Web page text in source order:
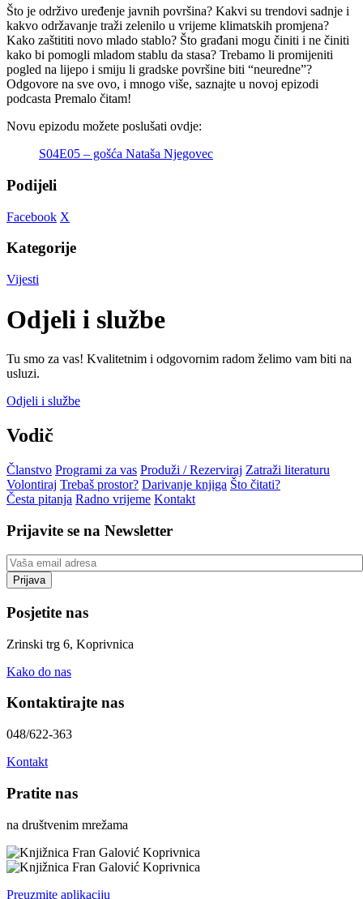
Što je održivo uređenje javnih površina? Kakvi su trendovi sadnje i
kakvo održavanje traži zelenilo u vrijeme klimatskih promjena?
Kako zaštititi novo mlado stablo? Što građani mogu činiti i ne činiti
kako bi pomogli mladom stablu da stasa? Trebamo li promijeniti
pogled na lijepo i smiju li gradske površine biti “neuredne”?
Odgovore na sve ovo, i mnogo više, saznajte u novoj epizodi
podcasta Premalo čitam!
Novu epizodu možete poslušati ovdje:
S04E05 – gošća Nataša Njegovec
Podijeli
Facebook X
Kategorije
Vijesti
Odjeli i službe
Tu smo za vas! Kvalitetnim i odgovornim radom želimo vam biti na
usluzi.
Odjeli i službe
Vodič
Članstvo Programi za vas Produži / Rezerviraj Zatraži literaturu
Volontiraj Trebaš prostor? Darivanje knjiga Što čitati?
Česta pitanja Radno vrijeme Kontakt
Prijavite se na Newsletter
Posjetite nas
Zrinski trg 6, Koprivnica
Kako do nas
Kontaktirajte nas
048/622-363
Kontakt
Pratite nas
na društvenim mrežama
Preuzmite aplikaciju